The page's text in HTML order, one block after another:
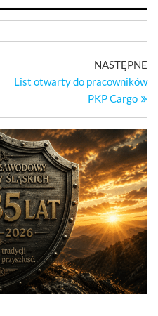
NASTĘPNE
List otwarty do pracowników
PKP Cargo